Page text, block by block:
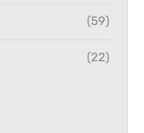
(59)
(22)